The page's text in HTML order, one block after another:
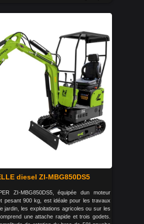
diesel ZI-MBG850DS5
ZI-MBG850DS5, équipée dun moteur
pesant 900 kg, est idéale pour les travaux
jardin, les exploitations agricoles ou sur les
une attache rapide et trois godets.